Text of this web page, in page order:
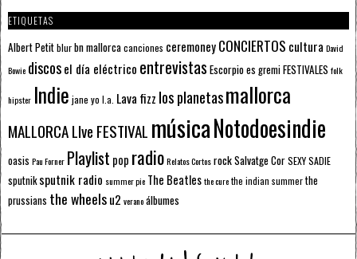
ETIQUETAS
Albert Petitblurbn mallorcacanciones ceremoneyCONCIERTOS cultura David
Bowie discosel día eléctrico entrevistas Escorpioes gremiFESTIVALES folk
hipster Indie jane yo l.a. Lava fizz los planetasmallorca
MALLORCA LIve FESTIVAL músicaNotodoesindie
oasis Pau Forner Playlist pop radioRelatos CortosrockSalvatge CorSEXY SADIE
sputnik sputnik radio summer pie The Beatlesthe curethe indian summerthe
prussians the wheelsu2 veranoálbumes